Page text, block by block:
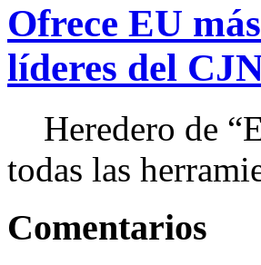
Ofrece EU
líderes del
Heredero de
todas las
Comentarios